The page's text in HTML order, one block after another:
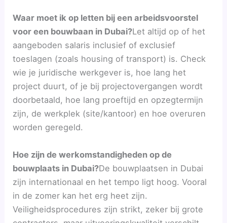
Waar moet ik op letten bij een arbeidsvoorstel
voor een bouwbaan in Dubai?Let altijd op of het
aangeboden salaris inclusief of exclusief
toeslagen (zoals housing of transport) is. Check
wie je juridische werkgever is, hoe lang het
project duurt, of je bij projectovergangen wordt
doorbetaald, hoe lang proeftijd en opzegtermijn
zijn, de werkplek (site/kantoor) en hoe overuren
worden geregeld.
Hoe zijn de werkomstandigheden op de
bouwplaats in Dubai?De bouwplaatsen in Dubai
zijn internationaal en het tempo ligt hoog. Vooral
in de zomer kan het erg heet zijn.
Veiligheidsprocedures zijn strikt, zeker bij grote